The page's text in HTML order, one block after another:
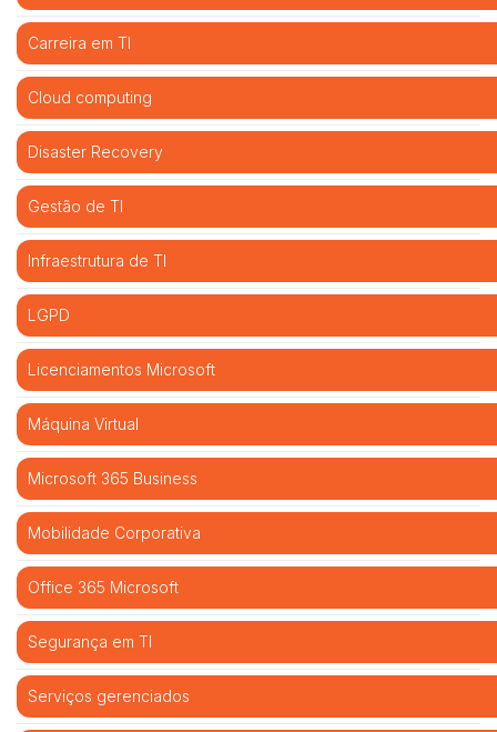
Carreira em TI
Cloud computing
Disaster Recovery
Gestão de TI
Infraestrutura de TI
LGPD
Licenciamentos Microsoft
Máquina Virtual
Microsoft 365 Business
Mobilidade Corporativa
Office 365 Microsoft
Segurança em TI
Serviços gerenciados